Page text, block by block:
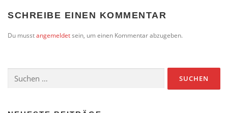
SCHREIBE EINEN KOMMENTAR
Du musstangemeldetsein, um einen Kommentar abzugeben.
nach: